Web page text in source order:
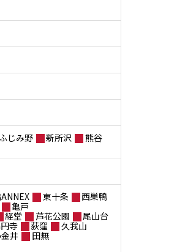
じみ野 新所沢
熊谷
東十条
西巣鴨
亀戸
経堂 芦花公園
尾山台
寺 荻窪
久我山
井
田無